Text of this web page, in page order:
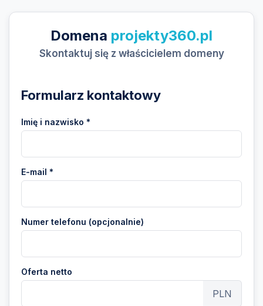
Domena projekty360.pl
Skontaktuj się z właścicielem domeny
Formularz kontaktowy
Imię i nazwisko *
E-mail *
Numer telefonu (opcjonalnie)
Oferta netto
PLN